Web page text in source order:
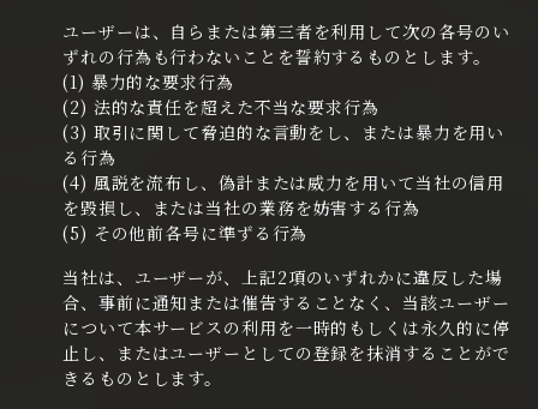
ユーザーは、自らまたは第三者を利用して次の各号のい
ずれの行為も行わないことを誓約するものとします。
(1) 暴力的な要求行為
(2) 法的な責任を超えた不当な要求行為
(3) 取引に関して脅迫的な言動をし、または暴力を用い
る行為
(4) 風説を流布し、偽計または威力を用いて当社の信用
を毀損し、または当社の業務を妨害する行為
(5) その他前各号に準ずる行為
当社は、ユーザーが、上記2項のいずれかに違反した場
合、事前に通知または催告することなく、当該ユーザー
について本サービスの利用を一時的もしくは永久的に停
止し、またはユーザーとしての登録を抹消することがで
きるものとします。